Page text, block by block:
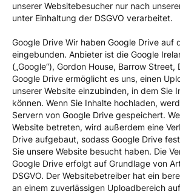
unserer Websitebesucher nur nach
unter Einhaltung der DSGVO verarbeitet.
Google Drive Wir haben Google Drive auf
eingebunden. Anbieter ist die Google
(„Google“), Gordon House, Barrow Street,
Google Drive ermöglicht es uns, einen
unserer Website einzubinden, in dem Sie
können. Wenn Sie Inhalte hochladen,
Servern von Google Drive gespeichert.
Website betreten, wird außerdem eine
Drive aufgebaut, sodass Google Drive
Sie unsere Website besucht haben. Die
Google Drive erfolgt auf Grundlage von
DSGVO. Der Websitebetreiber hat ein
an einem zuverlässigen Uploadbereich